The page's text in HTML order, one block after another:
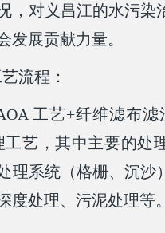
，对义昌江的水污染
发展贡献力量。
流程：
工艺+纤维滤布
工艺，其中主要的处
理系统（格栅、沉沙
度处理、污泥处理等。